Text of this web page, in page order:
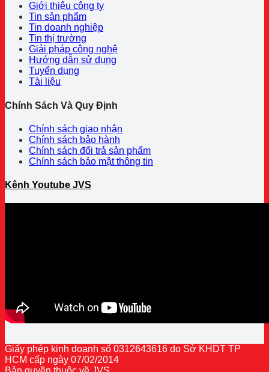
Giới thiệu công ty
Tin sản phẩm
Tin doanh nghiệp
Tin thị trường
Giải pháp công nghệ
Hướng dẫn sử dụng
Tuyển dụng
Tài liệu
Chính Sách Và Quy Định
Chính sách giao nhận
Chính sách bảo hành
Chính sách đổi trả sản phẩm
Chính sách bảo mật thông tin
Kênh Youtube JVS
Giấy phép kinh doanh số 0312643616 do Sở KHDT TP
HCM cấp ngày 07/02/2014